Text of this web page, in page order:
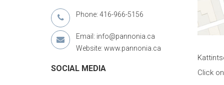
Phone: 416-966-5156
Email: info@pannonia.ca
Website: www.pannonia.ca
SOCIAL MEDIA
Click